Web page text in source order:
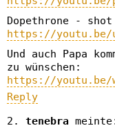
Dopethrone - shot
https://youtu.be/
Und auch Papa
zu wünschen:
https://youtu.be/
Reply
tenebra